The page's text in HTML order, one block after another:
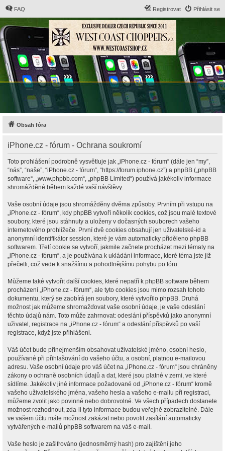
FAQ Přihlásit se
Registrovat
Obsah fóra
iPhone.cz - fórum - Ochrana soukromí
Toto prohlášení podrobně vysvětluje jak „iPhone.cz - fórum“ (dále jen “my”,
“nás”, “naše”, “iPhone.cz - fórum”, “https://forum.iphone.cz”) a phpBB („phpBB
software“, „www.phpbb.com“, „phpBB Limited“) používá jakékoliv informace
shromážděné během každé vaší návštěvy.
Vaše osobní údaje jsou shromážděny dvěma způsoby. Prvním při vstupu na
„iPhone.cz - fórum“, kdy phpBB vytvoří několik cookies, což jsou malé textové
soubory, které jsou stáhnuty a uloženy v dočasných souborech vašeho
internetového prohlížeče. První dvě cookies obsahují jen uživatelské-id a
anonymní identifikátor session, které je vám automaticky přiděleno phpBB
softwarem. Třetí cookie se vytvoří, jakmile začnete procházet mezi tématy na
„iPhone.cz - fórum“, a je používána k ukládání informace, které téma jste již
přečetli, což vede k snažšímu a pohodlnějšímu pohybu po fóru.
Můžeme také vytvořit další cookies, které nepatří k phpBB software během
procházení „iPhone.cz - fórum“, ale tyto cookies jsou mimo rozsah tohoto
dokumentu, který se zaobírá jen soubory, které vytvořilo phpBB. Druhá
možnost jak můžeme shromažďovat vaše osobní údaje, je vaše odeslání
těchto údajů nám. Toto může zahrnovat: odeslání příspěvků jako anonymní
uživatel, registrace na „iPhone.cz - fórum“ a odeslání příspěvků po vaší
registrace, když jste přihlášeni.
Váš účet bude přinejmenším obsahovat uživatelské jméno, osobní heslo,
používané při přihlašování do vašeho účtu, a osobní, platnou e-mailovou
adresu. Vaše osobní údaje pro váš účet na „iPhone.cz - fórum“ jsou chráněny
zákony o ochraně osobních údajů a dat, které jsou platné v zemi, ve které
sídlíme. Jakékoliv jiné informace požadované od „iPhone.cz - fórum“ kromě
vašeho uživatelského jména, vašeho hesla a vašeho e-mailu při registraci,
můžeme zvolit jako povinné nebo dobrovolné. Ve všech případech dostanete
možnost rozhodnout, zda-li tyto informace budou veřejně zobrazitelné. Dále
ve vašem účtu máte možnost zakázat nebo povolit zasílání automaticky
vytvářených e-mailů phpBB softwarem na váš e-mail.
Vaše heslo je zašifrováno (jednosměrný hash) pro zajištění jeho